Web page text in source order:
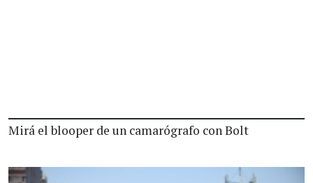
Mirá el blooper de un camarógrafo con Bolt